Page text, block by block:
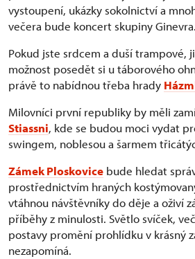
vystoupení, ukázky sokolnictví a
večera bude koncert skupiny Ginevra.
Pokud jste srdcem a duší trampové,
možnost posedět si u táborového
právě to nabídnou třeba hrady
Milovníci první republiky by měli
Stiassni, kde se budou moci vydat
swingem, noblesou a šarmem
Zámek Ploskovice bude hledat
prostřednictvím hraných
vtáhnou návštěvníky do děje a oživí
příběhy z minulosti. Světlo svíček,
postavy promění prohlídku v krásný
nezapomíná.